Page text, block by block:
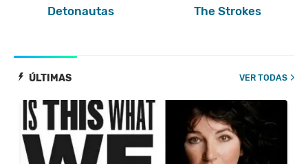
Detonautas The Strokes
ÚLTIMAS VER TODAS